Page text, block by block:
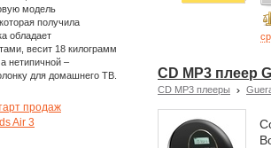
CD MP3 плеер
CD MP3 плееры
модель
получила
обладает
весит 18 килограмм
нетипичной –
для домашнего ТВ.
продаж
Air 3